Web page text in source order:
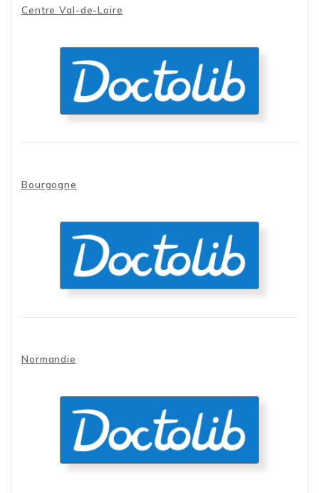
Centre Val-de-Loire
Doctolib
Prendre RDV dans un laboratoire
en Centre Val-de-Loire
Bourgogne
Doctolib
Prendre RDV en ligne dans un
laboratoire en Bourgogne
Normandie
Doctolib
Prendre RDV en ligne dans un
laboratoire en Normandie